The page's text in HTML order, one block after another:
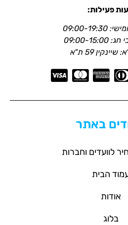
פעילות:
19:30
15:00
59 ת"א
באתר
לוועדים וחברות
הבית
אודות
בלוג